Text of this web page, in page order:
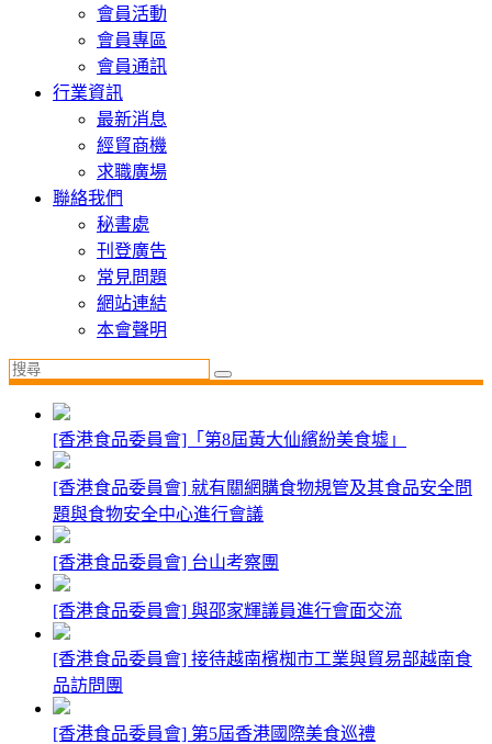
會員活動
會員專區
會員通訊
行業資訊
最新消息
經貿商機
求職廣場
聯絡我們
秘書處
刊登廣告
常見問題
網站連結
本會聲明
[香港食品委員會]「第8屆黃大仙繽紛美食墟」
[香港食品委員會] 就有關網購食物規管及其食品安全問
題與食物安全中心進行會議
[香港食品委員會] 台山考察團
[香港食品委員會] 與邵家輝議員進行會面交流
[香港食品委員會] 接待越南檳椥市工業與貿易部越南食
品訪問團
[香港食品委員會] 第5屆香港國際美食巡禮